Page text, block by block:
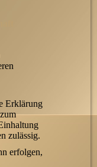
Erklärung
zulässig.
erfolgen,